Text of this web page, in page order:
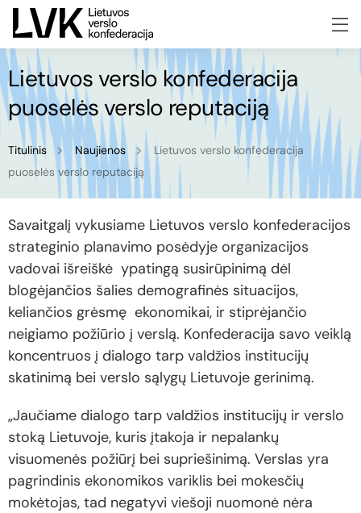
Lietuvos verslo konfederacija
puoselės verslo reputaciją
Titulinis Naujienos
Lietuvos verslo konfederacija
puoselės verslo reputaciją
Savaitgalį vykusiame Lietuvos verslo konfederacijos
strateginio planavimo posėdyje organizacijos
vadovai išreiškė ypatingą susirūpinimą dėl
blogėjančios šalies demografinės situacijos,
keliančios grėsmę ekonomikai, ir stiprėjančio
neigiamo požiūrio į verslą. Konfederacija savo veiklą
koncentruos į dialogo tarp valdžios institucijų
skatinimą bei verslo sąlygų Lietuvoje gerinimą.
„Jaučiame dialogo tarp valdžios institucijų ir verslo
stoką Lietuvoje, kuris įtakoja ir nepalankų
visuomenės požiūrį bei supriešinimą. Verslas yra
pagrindinis ekonomikos variklis bei mokesčių
mokėtojas, tad negatyvi viešoji nuomonė nėra